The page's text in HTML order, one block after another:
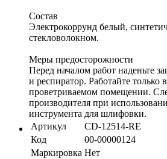
Состав
Электрокоррунд белый,
стекловолокном.
Меры предосторожности
Перед началом работ наденьте
и респиратор. Работайте только
проветриваемом помещении.
производителя при
инструмента для шлифовки.
Артикул
CD-12514-RE
Код
00-00000124
Маркировка Нет